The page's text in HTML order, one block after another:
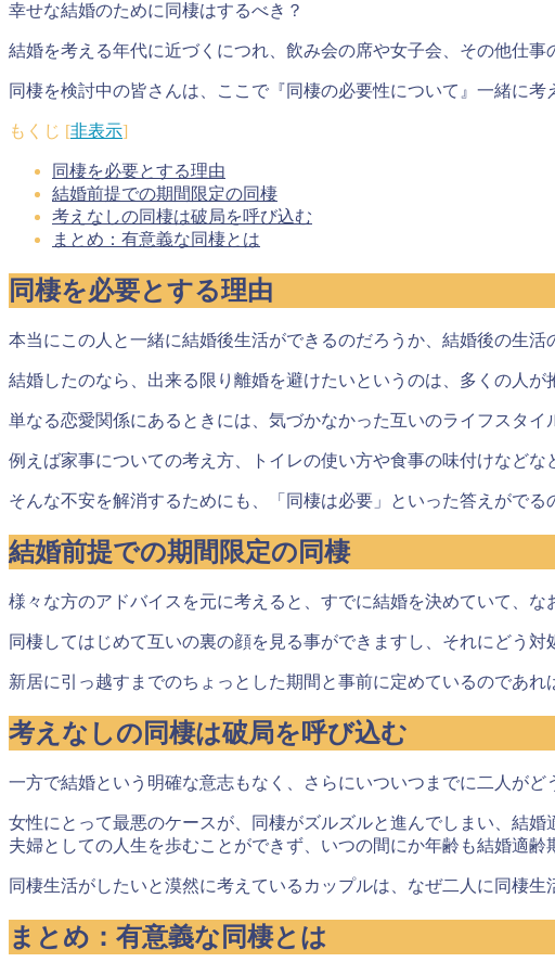
幸せな結婚のために同棲はするべき？
結婚を考える年代に近づくにつれ、飲み会の席や女子会、その他仕
同棲を検討中の皆さんは、ここで『同棲の必要性について』一緒に考
もくじ [非表示]
同棲を必要とする理由
結婚前提での期間限定の同棲
考えなしの同棲は破局を呼び込む
まとめ：有意義な同棲とは
同棲を必要とする理由
本当にこの人と一緒に結婚後生活ができるのだろうか、結婚後の生
結婚したのなら、出来る限り離婚を避けたいというのは、多くの人
単なる恋愛関係にあるときには、気づかなかった互いのライフスタ
例えば家事についての考え方、トイレの使い方や食事の味付けなど
そんな不安を解消するためにも、「同棲は必要」といった答えがでる
結婚前提での期間限定の同棲
様々な方のアドバイスを元に考えると、 すでに結婚を決めていて、な
同棲してはじめて互いの裏の顔を見る事ができますし、それにどう
新居に引っ越すまでのちょっとした期間と事前に定めているのであれ
考えなしの同棲は破局を呼び込む
一方で結婚という明確な意志もなく、さらにいついつまでに二人が
女性にとって最悪のケース が、同棲がズルズルと進んでしまい、 結婚
夫婦としての人生を歩むことができず、いつの間にか年齢も結婚適
同棲生活がしたいと漠然に考えているカップルは、なぜ二人に同棲
まとめ：有意義な同棲とは